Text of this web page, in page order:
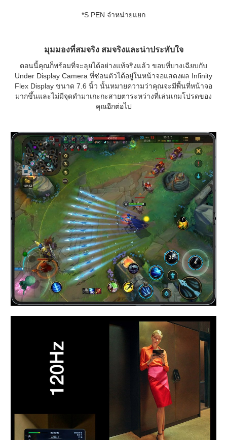
*S PEN จำหน่ายแยก
มุมมองที่สมจริง สมจริงและน่าประทับใจ
ตอนนี้คุณก็พร้อมที่จะลุยได้อย่างแท้จริงแล้ว ขอบที่บางเฉียบกับ
Under Display Camera ที่ซ่อนตัวได้อยู่ในหน้าจอแสดงผล Infinity
Flex Display ขนาด 7.6 นิ้ว นั้นหมายความว่าคุณจะมีพื้นที่หน้าจอ
มากขึ้นและไม่มีจุดดำมาเกะกะสายตาระหว่างที่เล่นเกมโปรดของ
คุณอีกต่อไป